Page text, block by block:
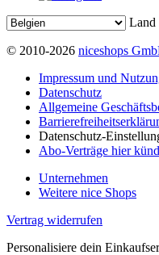
Land
© 2010-2026 niceshops
Impressum und
Datenschutz
Allgemeine
Datenschutz-
Abo-Verträge hier
Unternehmen
Weitere nice Shops
Vertrag widerrufen
Personalisiere dein